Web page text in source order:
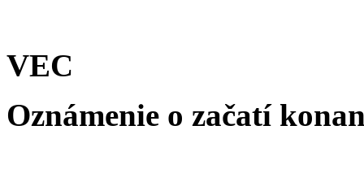
VEC
Oznámenie o začatí